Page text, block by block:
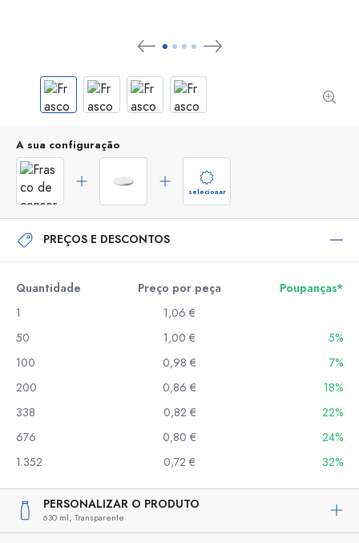
A sua configuração
selecionar
PREÇOS E DESCONTOS
Quantidade Preço por peça
Poupanças*
1
1,06 €
50
1,00 €
5%
100
0,98 €
7%
200
0,86 €
18%
338
0,82 €
22%
676
0,80 €
24%
1.352
0,72 € 32%
PERSONALIZAR O PRODUTO
630 ml, Transparente